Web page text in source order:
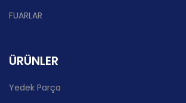
FUARLAR
ÜRÜNLER
Yedek Parça